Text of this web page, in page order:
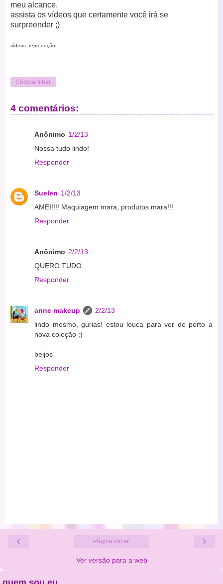
meu alcance.
assista os vídeos que certamente você irá se
surpreender ;)
vídeos: reprodução
Compartilhar
4 comentários:
Anônimo 1/2/13
Nossa tudo lindo!
Responder
Suelen 1/2/13
AMEI!!!! Maquiagem mara, produtos mara!!!
Responder
Anônimo 2/2/13
QUERO TUDO
Responder
anne makeup
2/2/13
lindo mesmo, gurias! estou louca para ver de perto a
nova coleção ;)
beijos
Responder
‹ ›
Página inicial
Ver versão para a web